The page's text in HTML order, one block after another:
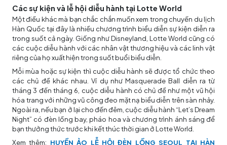
Các sự kiện và lễ hội diễu hành tại Lotte World
Một điều khác mà bạn chắc chắn muốn xem trong chuyến du lịch
Hàn Quốc tại đây là nhiều chương trình biểu diễn sự kiện diễn ra
trong suốt cả ngày. Giống như Disneyland, Lotte World cũng có
các cuộc diễu hành với các nhân vật thương hiệu và các linh vật
riêng của họ xuất hiện trong suốt buổi biểu diễn.
Mỗi mùa hoặc sự kiện thì cuộc diễu hành sẽ được tổ chức theo
các chủ đề khác nhau. Ví dụ như Masquerade Ball diễn ra từ
tháng 3 đến tháng 6, cuộc diễu hành có chủ đề như một vũ hội
hóa trang với những vũ công đeo mặt nạ biểu diễn trên sàn nhảy.
Ngoài ra, nếu bạn ở lại cho đến đêm, cuộc diễu hành “Let’s Dream
Night” có đèn lồng bay, pháo hoa và chương trình ánh sáng để
bạn thưởng thức trước khi kết thúc thời gian ở Lotte World.
Xem thêm: HUYỀN ẢO LỄ HỘI ĐÈN LỒNG SEOUL TẠI HÀN